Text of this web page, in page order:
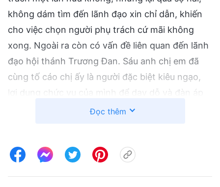
không dám tìm đến lãnh đạo xin chỉ dẫn, khiến
cho việc chọn người phụ trách cứ mãi không
xong. Ngoài ra còn có vấn đề liên quan đến lãnh
đạo hội thánh Trương Đan. Sáu anh chị em đã
cùng tố cáo chị ấy là người đặc biệt kiêu ngạo,
lợi dụng chức vụ của mình để dạy dỗ và đàn áp
mọi người. Tôi liền tìm các trưởng nhóm và người
bảo người khác, nhưng cũng có người nói chị ấy
Đọc thêm